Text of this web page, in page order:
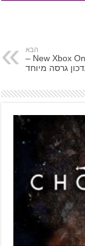
הבא
New Xbox One Experience –
גרסה מיוחד